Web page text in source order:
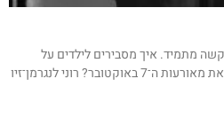
קשה מתמיד. איך מסבירים לילדים על
השואה, כשעדיין קשה לנו לתפוס את מאורעות ה־7 באוקטובר? רוני לנגרמן־זיו